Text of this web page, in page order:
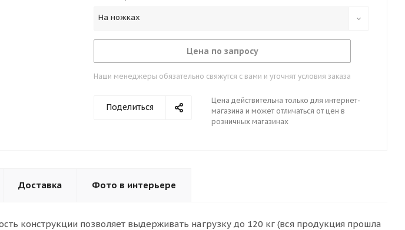
На ножках
Цена по запросу
Наши менеджеры обязательно свяжутся с вами и уточнят условия заказа
Поделиться
Цена действительна только для интернет-
магазина и может отличаться от цен в
розничных магазинах
Доставка Фото в интерьере
конструкции позволяет выдерживать нагрузку до 120 кг (вся продукция прошла